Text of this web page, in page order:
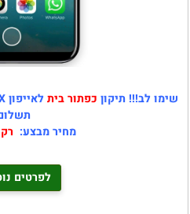
שימו לב!!! תיקון כפתור בית
מחיר מבצע: רק 349
לפרטים